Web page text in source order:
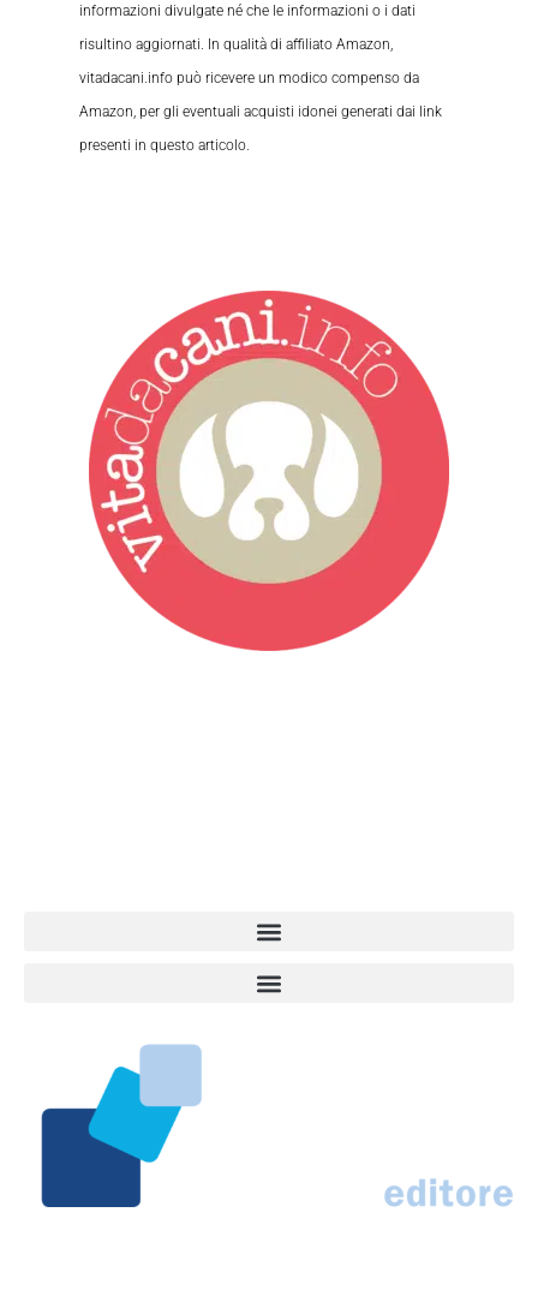
informazioni divulgate né che le informazioni o i dati
risultino aggiornati. In qualità di affiliato Amazon,
vitadacani.info può ricevere un modico compenso da
Amazon, per gli eventuali acquisti idonei generati dai link
presenti in questo articolo.